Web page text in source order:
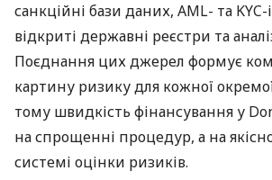
санкційні бази даних, AML- та
відкриті державні реєстри та
Поєднання цих джерел формує
картину ризику для кожної
тому швидкість фінансування у
на спрощенні процедур, а на
системі оцінки ризиків.